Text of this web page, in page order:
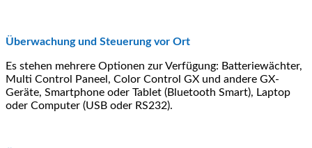
Überwachung und Steuerung vor Ort
Es stehen mehrere Optionen zur Verfügung: Batteriewächter,
Multi Control Paneel, Color Control GX und andere GX-
Geräte, Smartphone oder Tablet (Bluetooth Smart), Laptop
oder Computer (USB oder RS232).